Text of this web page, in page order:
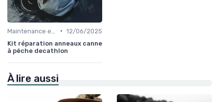
• 12/06/2025
Kit réparation anneaux canne
à pêche decathlon
À lire aussi